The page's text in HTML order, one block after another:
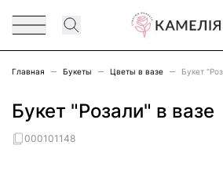
Перейти к содержимому
Главная Букеты Цветы в вазе Букет
Букет "Розали" в вазе
000101148